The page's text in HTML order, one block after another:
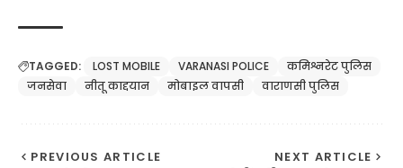
TAGGED: LOST MOBILE VARANASI POLICE
कमिश्नरेट पुलिस
जनसेवा
नीतू काद्दयान मोबाइल वापसी वाराणसी पुलिस
PREVIOUS ARTICLE NEXT ARTICLE